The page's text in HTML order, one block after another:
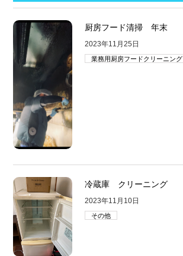
厨房フード清掃 年末
2023年11月25日
業務用厨房フードクリーニング
冷蔵庫 クリーニング
2023年11月10日
その他